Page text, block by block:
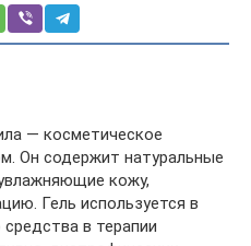
— косметическое
Он содержит натуральные
кожу,
Гель используется в
в терапии